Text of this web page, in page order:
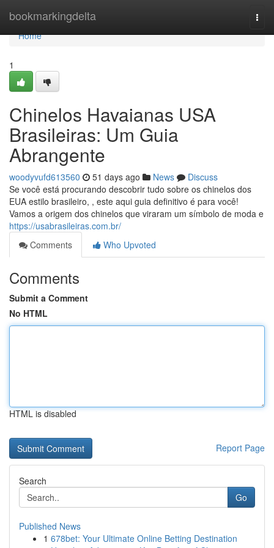
bookmarkingdelta
Home
Home
1
Chinelos Havaianas USA
Brasileiras: Um Guia
Abrangente
woodyvufd613560 51 days ago News
Discuss
Se você está procurando descobrir tudo sobre os chinelos dos
EUA estilo brasileiro, , este aqui guia definitivo é para você!
Vamos a origem dos chinelos que viraram um símbolo de moda e
https://usabrasileiras.com.br/
Comments
Who Upvoted
Comments
Submit a Comment
No HTML
HTML is disabled
Report Page
Search
Go
Published News
1 678bet: Your Ultimate Online Betting Destination